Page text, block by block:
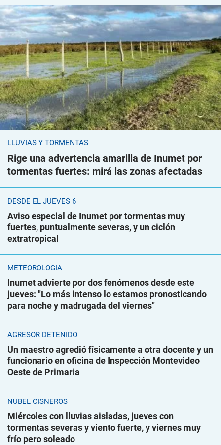
LLUVIAS Y TORMENTAS
Rige una advertencia amarilla de Inumet por
tormentas fuertes: mirá las zonas afectadas
DESDE EL JUEVES 6
Aviso especial de Inumet por tormentas muy
fuertes, puntualmente severas, y un ciclón
extratropical
METEOROLOGÍA
Inumet advierte por dos fenómenos desde este
jueves: "Lo más intenso lo estamos pronosticando
para noche y madrugada del viernes"
AGRESOR DETENIDO
Un maestro agredió físicamente a otra docente y un
funcionario en oficina de Inspección Montevideo
Oeste de Primaria
NUBEL CISNEROS
Miércoles con lluvias aisladas, jueves con
tormentas severas y viento fuerte, y viernes muy
frío pero soleado